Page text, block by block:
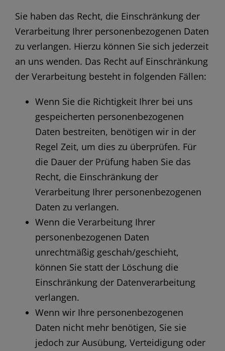
Sie haben das Recht, die Einschränkung der
Verarbeitung Ihrer personenbezogenen Daten
zu verlangen. Hierzu können Sie sich jederzeit
an uns wenden. Das Recht auf Einschränkung
der Verarbeitung besteht in folgenden Fällen:
Wenn Sie die Richtigkeit Ihrer bei uns
gespeicherten personenbezogenen
Daten bestreiten, benötigen wir in der
Regel Zeit, um dies zu überprüfen. Für
die Dauer der Prüfung haben Sie das
Recht, die Einschränkung der
Verarbeitung Ihrer personenbezogenen
Daten zu verlangen.
Wenn die Verarbeitung Ihrer
personenbezogenen Daten
unrechtmäßig geschah/geschieht,
können Sie statt der Löschung die
Einschränkung der Datenverarbeitung
verlangen.
Wenn wir Ihre personenbezogenen
Daten nicht mehr benötigen, Sie sie
jedoch zur Ausübung, Verteidigung oder